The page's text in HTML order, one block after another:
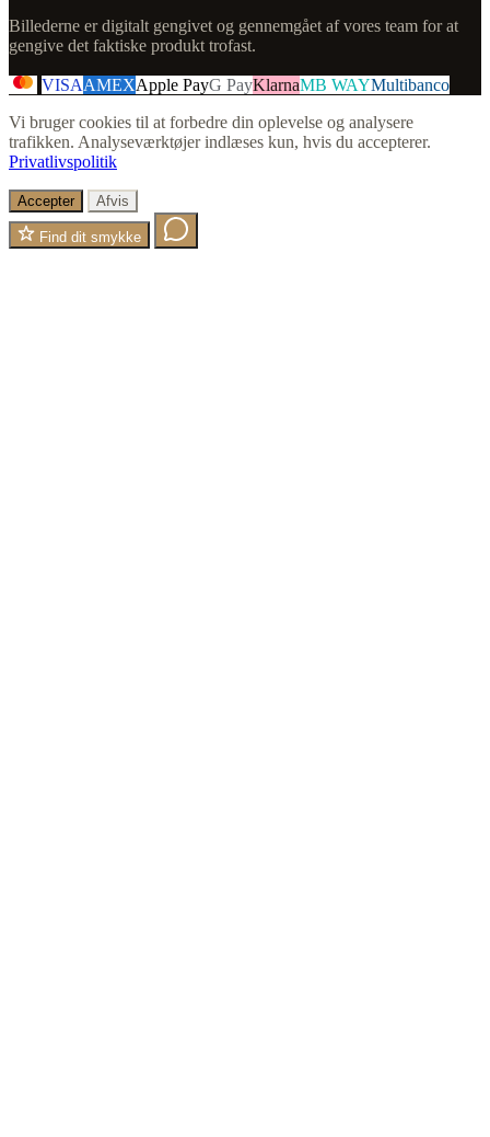
Billederne er digitalt gengivet og gennemgået af vores team for at
gengive det faktiske produkt trofast.
VISAAMEXApple PayG PayKlarnaMB WAYMultibanco
Vi bruger cookies til at forbedre din oplevelse og analysere
trafikken. Analyseværktøjer indlæses kun, hvis du accepterer.
Privatlivspolitik
Accepter Afvis
Find dit smykke